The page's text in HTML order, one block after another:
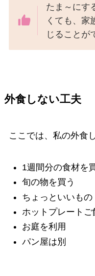
たま～にす
くても、家
じることが
外食しない工夫
ここでは、私の外食
1週間分の食材を
旬の物を買う
ちょっといいもの
ホットプレートご
お庭を利用
パン屋は別